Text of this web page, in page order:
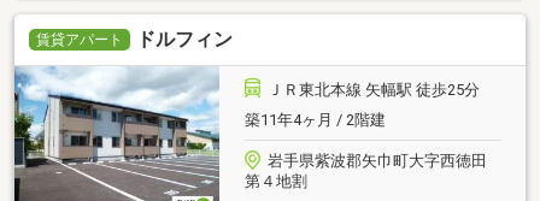
賃貸アパート ドルフィン
ＪＲ東北本線 矢幅駅 徒歩25分
築11年4ヶ月 / 2階建
岩手県紫波郡矢巾町大字西徳田
第４地割